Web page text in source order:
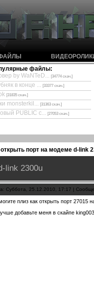
файлы:
by WaNTeD... [34774 скач.]
в конце ... [33377 скач.]
[31835 скач.]
monsterkil... [31363 скач.]
PUBLIC с... [27053 скач.]
открыть порт на модеме d-link
link 2300u
Суббота, 25.12.2010, 17:17 |
плиз как открыть порт 27015
добавьте меня в скайпе